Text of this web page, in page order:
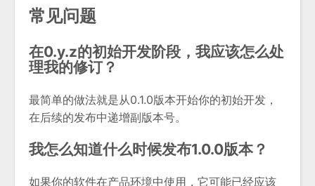
常见问题
在0.y.z的初始开发阶段，我应该怎么处
理我的修订？
最简单的做法就是从0.1.0版本开始你的初始开发，
在后续的发布中递增副版本号。
我怎么知道什么时候发布1.0.0版本？
如果你的软件在产品环境中使用，它可能已经应该